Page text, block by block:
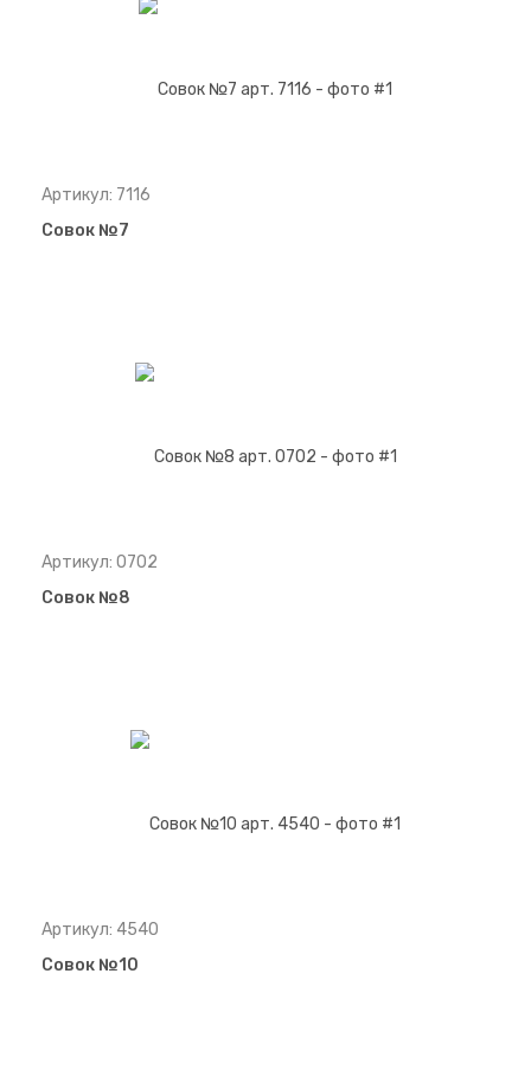
Артикул: 7116
Совок №7
Артикул: 0702
Совок №8
Артикул: 4540
Совок №10